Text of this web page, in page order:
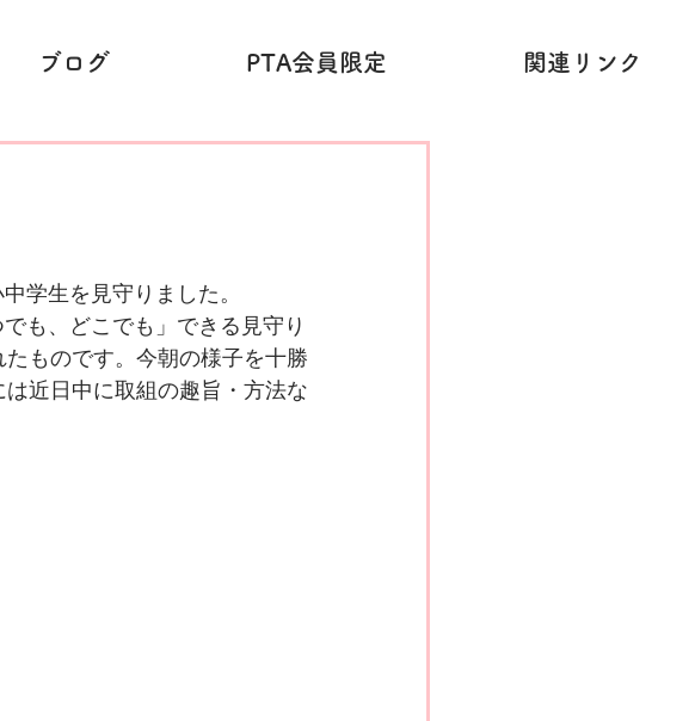
ブログ PTA会員限定 関連リンク
学生を見守りました。
も、どこでも」できる見守り
ものです。今朝の様子を十勝
近日中に取組の趣旨・方法な